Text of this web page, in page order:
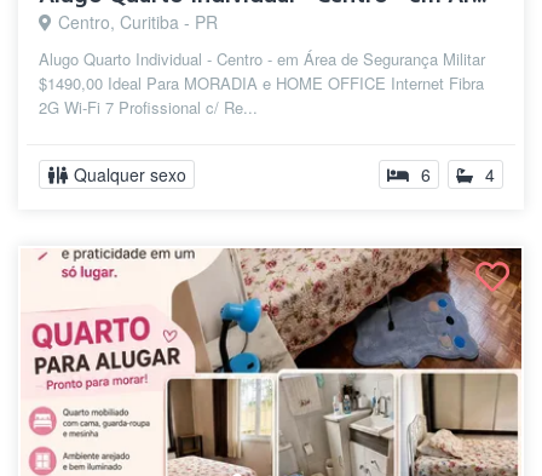
Centro, Curitiba - PR
Alugo Quarto Individual - Centro - em Área de Segurança Militar
$1490,00 Ideal Para MORADIA e HOME OFFICE Internet Fibra
2G Wi-Fi 7 Profissional c/ Re...
Qualquer sexo 6 4